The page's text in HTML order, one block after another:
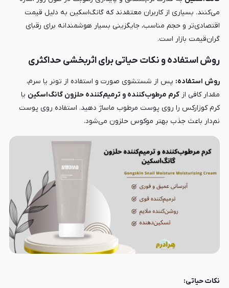
می‌کنند. بسیاری از کاربران معتقدند که گانگ‌اسکین به دلیل قیمت
اقتصادی‌تر و حجم مناسب، جایگزینی بسیار هوشمندانه برای رقبای
گران‌قیمت بازار است.
روش استفاده و نکات حیاتی برای اثربخشی حداکثری
روش استفاده: پس از شستشوی صورت و استفاده از تونر یا سرم،
مقدار کافی از کرم مرطوب‌کننده و ترمیم‌کننده حلزون گانگ‌اسکین یا
کرم کوزارکس را روی پوست مرطوب ماساژ دهید. استفاده روی پوست
نم‌دار باعث جذب بهتر موکوس حلزون می‌شود.
نکات حیاتی: